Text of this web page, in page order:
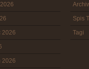
2026
2026
Spis
Tagi